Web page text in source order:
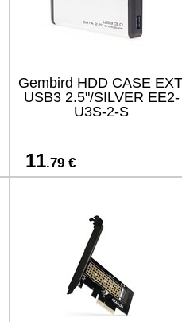
Gembird HDD CASE
USB3 2.5"/SILVER EE2-
U3S-2-S
11.79 €